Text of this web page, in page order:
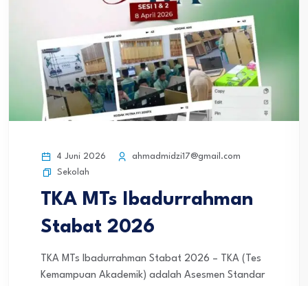
4 Juni 2026
ahmadmidzi17@gmail.com
Sekolah
TKA MTs Ibadurrahman
Stabat 2026
TKA MTs Ibadurrahman Stabat 2026 – TKA (Tes
Kemampuan Akademik) adalah Asesmen Standar